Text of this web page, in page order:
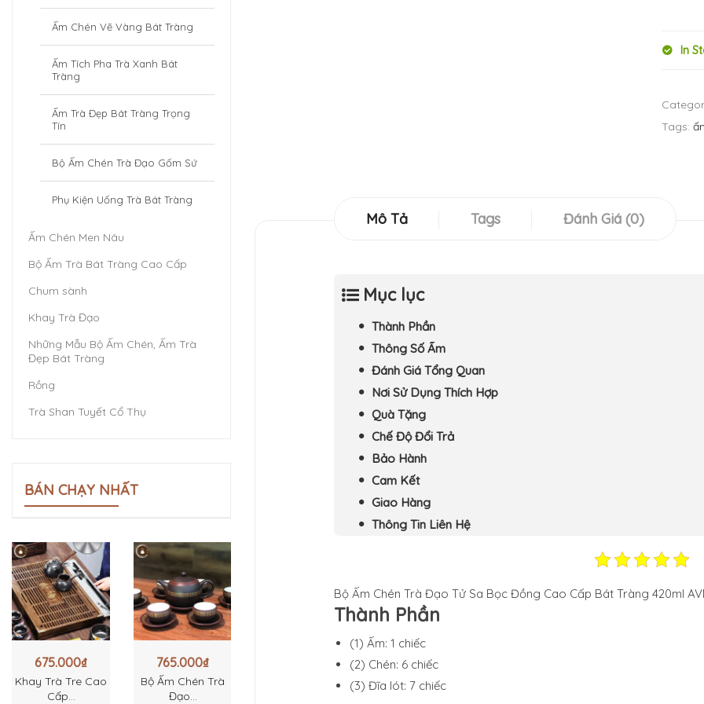
Ấm Chén Vẽ Vàng Bát Tràng
Ấm Tích Pha Trà Xanh Bát
Tràng
Ấm Trà Đẹp Bát Tràng Trọng
Tín
Bộ Ấm Chén Trà Đạo Gốm Sứ
Phụ Kiện Uống Trà Bát Tràng
Ấm Chén Men Nâu
Bộ Ấm Trà Bát Tràng Cao Cấp
Chum sành
Khay Trà Đạo
Những Mẫu Bộ Ấm Chén, Ấm Trà
Đẹp Bát Tràng
Rồng
Trà Shan Tuyết Cổ Thụ
BÁN CHẠY NHẤT
675.000₫
Khay Trà Tre Cao
Cấp...
765.000₫
Bộ Ấm Chén Trà
Đạo...
In
Tags:
Mô Tả Tags Đánh Giá (0)
Mục lục
Thành Phần
Thông Số Ấm
Đánh Giá Tổng Quan
Nơi Sử Dụng Thích Hợp
Quà Tặng
Chế Độ Đổi Trả
Bảo Hành
Cam Kết
Giao Hàng
Thông Tin Liên Hệ
Bộ Ấm Chén Trà Đạo Tử Sa Bọc Đồng Cao Cấp Bát Tràng 420ml
Thành Phần
(1) Ấm: 1 chiếc
(2) Chén: 6 chiếc
(3) Đĩa lót: 7 chiếc